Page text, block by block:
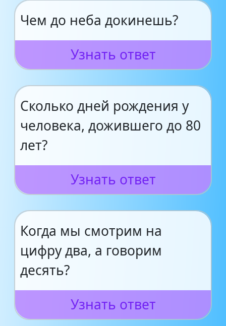
Чем до неба докинешь?
Узнать ответ
Сколько дней рождения у
человека, дожившего до 80
лет?
Узнать ответ
Когда мы смотрим на
цифру два, а говорим
десять?
Узнать ответ